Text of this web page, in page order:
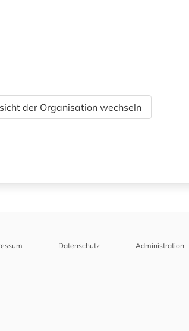
der Organisation wechseln
Datenschutz Administration